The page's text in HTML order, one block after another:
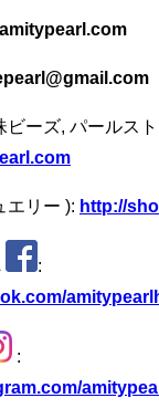
ビーズ, パールス
エリー ): http://
:
: